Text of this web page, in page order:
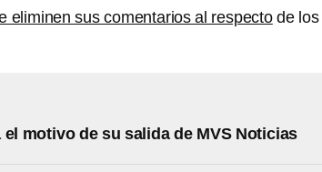
eliminen sus comentarios al respectode los
motivo de su salida de MVS Noticias